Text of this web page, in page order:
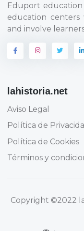
Eduport
education centers
and involve
lahistoria.net
Aviso Legal
Política de
Política de Cookies
Términos y
Copyright ©2022